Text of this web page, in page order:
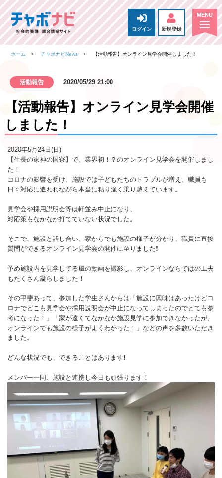
ログイン 新規登録
ホーム チャボナビNews 【活動報告】オンライン見学会開催しました！
活動報告 2020/05/29 21:00
【活動報告】オンライン見学会開催
しました！
2020年5月24日(日)
【生長の家神の国寮】で、業界初！？のオンライン見学会を開催しまし
た！
コロナの影響を受け、施設では子どもたちのトラブルが増え、職員も
日々対応に追われながら本当に粘り強く乗り越えています。
見学会や採用説明会等は軒並み中止になり、
対応策もなかなか打てていない状況でした。
そこで、施設と話し合い、家からでも施設の様子が分かり、職員に直接
質問ができるオンライン見学会の開催に至りました❗️
予め施設内を見学してる風の動画を撮影し、オンラインならではの工夫
もたくさん凝らしました！
その甲斐あって、参加した学生さんからは「施設に興味はあったけどコ
ロナでどこも見学会や採用説明会が中止になってしまったのでとても参
考になった！」「家が遠くてなかなか施設見学に参加できなかったが、
オンラインでも施設の様子がよくわかった！」などの声を多数いただき
ました。
どんな状況でも、できることはあります❗️
メンバー一同、施設と連携し今日も頑張ります！